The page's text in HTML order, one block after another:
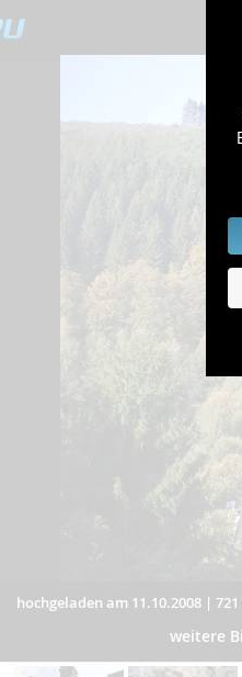
hochgeladen am 11.10.2008|
weitere